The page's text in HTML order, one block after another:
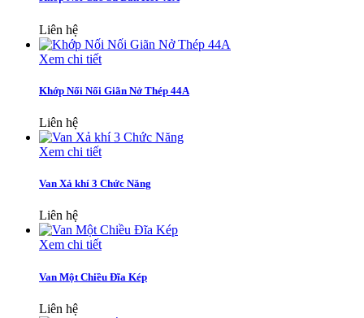
Liên hệ
Xem chi tiết
Khớp Nối Nối Giãn Nở Thép 44A
Liên hệ
Xem chi tiết
Van Xả khí 3 Chức Năng
Liên hệ
Xem chi tiết
Van Một Chiều Đĩa Kép
Liên hệ